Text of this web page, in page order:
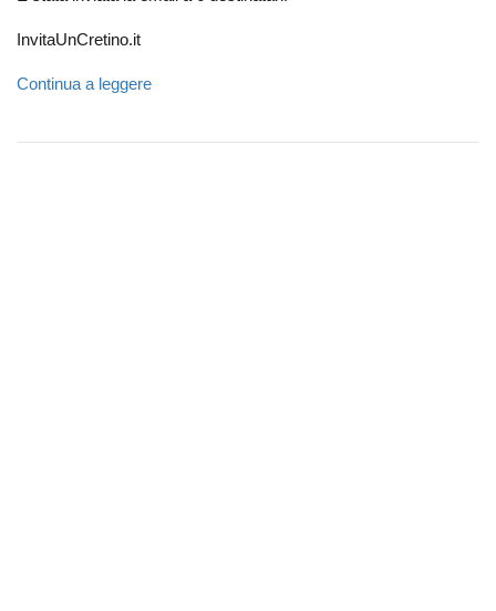
InvitaUnCretino.it
Continua a leggere